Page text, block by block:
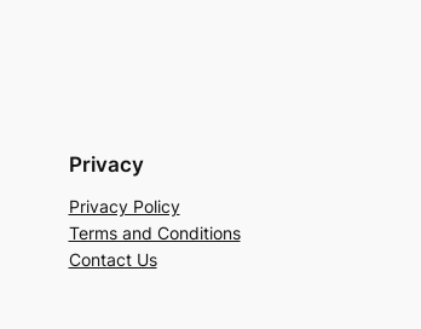
Privacy
Privacy Policy
Terms and Conditions
Contact Us